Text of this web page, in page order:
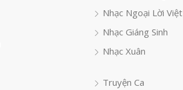
Nhạc Ngoại Lời Việt
Nhạc Giáng Sinh
Nhạc Xuân
Truyện Ca